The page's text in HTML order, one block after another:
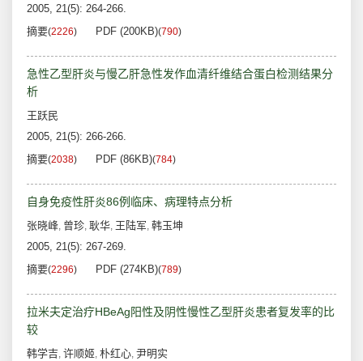
2005, 21(5): 264-266.
摘要(2226) PDF (200KB)(790)
急性乙型肝炎与慢乙肝急性发作血清纤维结合蛋白检测结果分
析
王跃民
2005, 21(5): 266-266.
摘要(2038) PDF (86KB)(784)
自身免疫性肝炎86例临床、病理特点分析
张晓峰, 曾珍, 耿华, 王陆军, 韩玉坤
2005, 21(5): 267-269.
摘要(2296) PDF (274KB)(789)
拉米夫定治疗HBeAg阳性及阴性慢性乙型肝炎患者复发率的比
较
韩学吉, 许顺姬, 朴红心, 尹明实